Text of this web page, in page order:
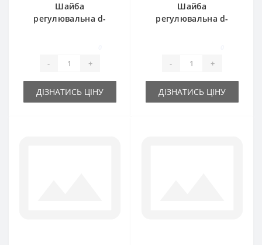
Шайба
регулювальна d-
- +
ДІЗНАТИСЬ ЦІНУ
Шайба
регулювальна d-
- +
ДІЗНАТИСЬ ЦІНУ